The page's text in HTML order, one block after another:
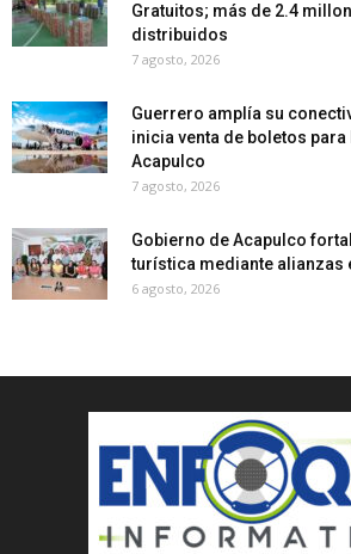
Gratuitos; más de 2.4
distribuidos
7 agosto, 2026
Guerrero amplía su
inicia venta de boletos para
Acapulco
7 agosto, 2026
Gobierno de Acapulco
turística mediante alianzas
6 agosto, 2026